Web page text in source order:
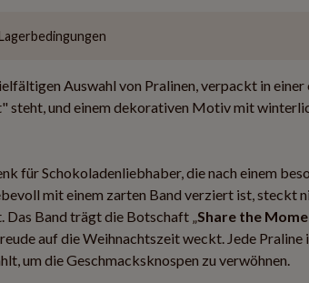
Auswahl von Pralinen, verpackt in einer
steht, und einem dekorativen Motiv mit
für Schokoladenliebhaber, die nach einem
mit einem zarten Band verziert ist, steckt
Das Band trägt die Botschaft „Share the
auf die Weihnachtszeit weckt. Jede Praline
um die Geschmacksknospen zu verwöhnen.